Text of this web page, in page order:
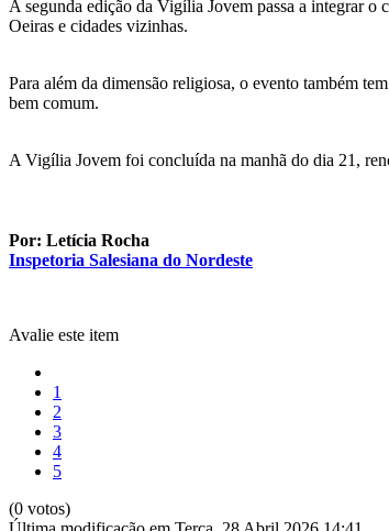
A segunda edição da Vigília Jovem passa a integrar
Oeiras e cidades vizinhas.
Para além da dimensão religiosa, o evento também
bem comum.
A Vigília Jovem foi concluída na manhã do dia 21,
Por: Letícia Rocha
Inspetoria Salesiana do Nordeste
Avalie este item
1
2
3
4
5
(0 votos)